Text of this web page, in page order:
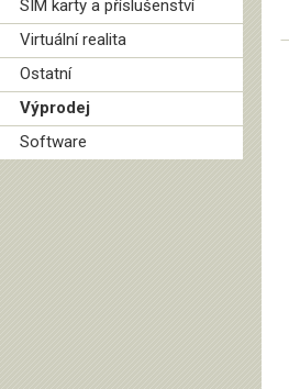
SIM karty a příslušenství
Virtuální realita
Ostatní
Výprodej
Software